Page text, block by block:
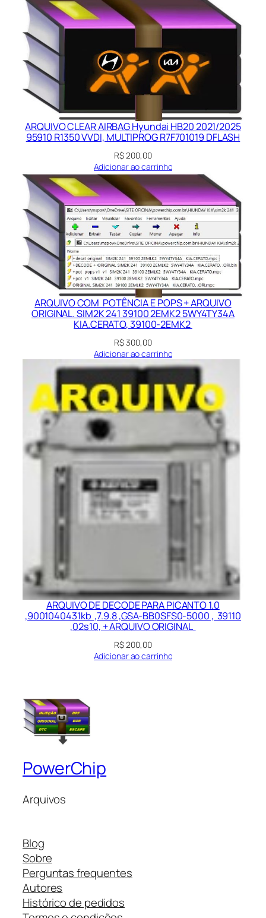
ARQUIVO CLEAR AIRBAG Hyundai HB20 2021/2025
95910 R1350 VVDI, MULTIPROG R7F701019 DFLASH
R$200,00
Adicionar ao carrinho
ARQUIVO COM POTÊNCIA E POPS + ARQUIVO
ORIGINAL. SIM2K 241 39100 2EMK2 5WY4TY34A
KIA.CERATO, 39100-2EMK2
R$300,00
Adicionar ao carrinho
ARQUIVO DE DECODE PARA PICANTO 1.0
,9001040431kb ,7.9.8 ,GSA-BB0SFS0-5000 , 39110
,02s10, + ARQUIVO ORIGINAL
R$200,00
Adicionar ao carrinho
PowerChip
Arquivos
Blog
Sobre
Perguntas frequentes
Autores
Histórico de pedidos